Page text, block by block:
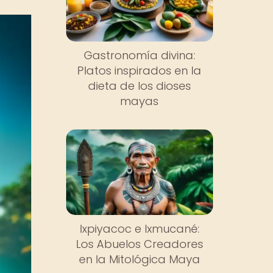
Gastronomía divina:
Platos inspirados en la
dieta de los dioses
mayas
Ixpiyacoc e Ixmucané:
Los Abuelos Creadores
en la Mitológica Maya